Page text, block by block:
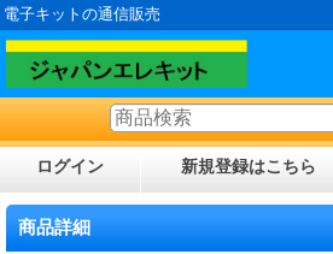
電子キットの通信販売
ログイン 新規登録はこちら
商品詳細